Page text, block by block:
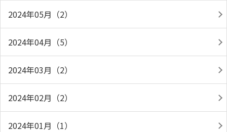
2024年05月（2）
2024年04月（5）
2024年03月（2）
2024年02月（2）
2024年01月（1）